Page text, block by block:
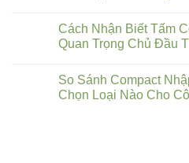
Cách Nhận Biết Tấm
Quan Trọng Chủ Đầu
So Sánh Compact
Chọn Loại Nào Cho